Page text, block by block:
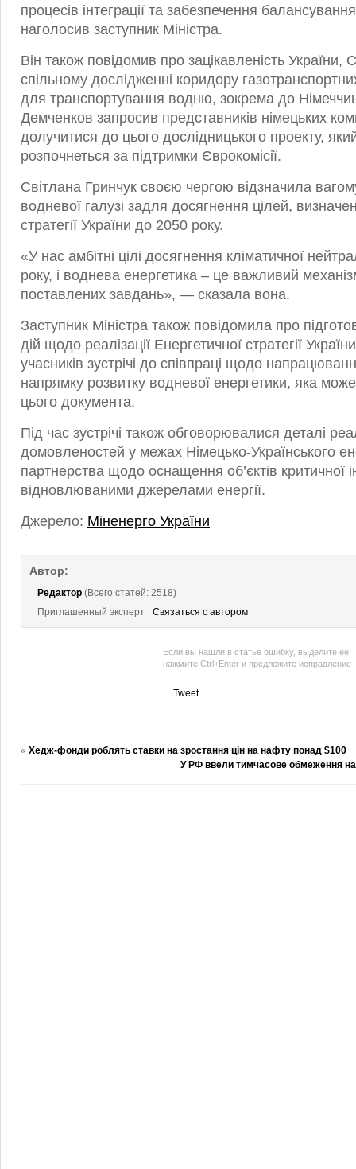
процесів інтеграції та забезпечення
наголосив заступник Міністра.
Він також повідомив про зацікавленість України,
спільному дослідженні коридору
для транспортування водню, зокрема до
Демченков запросив представників німецьких
долучитися до цього дослідницького проекту,
розпочнеться за підтримки Єврокомісії.
Світлана Гринчук своєю чергою відзначила
водневої галузі задля досягнення цілей,
стратегії України до 2050 року.
«У нас амбітні цілі досягнення кліматичної
року, і воднева енергетика – це важливий
поставлених завдань», — сказала вона.
Заступник Міністра також повідомила про
дій щодо реалізації Енергетичної стратегії
учасників зустрічі до співпраці щодо
напрямку розвитку водневої енергетики, яка
цього документа.
Під час зустрічі також обговорювалися деталі
домовленостей у межах Німецько-Українського
партнерства щодо оснащення об’єктів критичної
відновлюваними джерелами енергії.
Джерело: Міненерго України
Автор:
Редактор (Всего статей: 2518)
Приглашенный эксперт
Связаться с автором
Если вы нашли в статье ошибку, выделите ее,
нажмите Ctrl+Enter и предложите исправление
Tweet
« Хедж-фонди роблять ставки на зростання цін на нафту понад $100
У РФ ввели тимчасове обмеження на